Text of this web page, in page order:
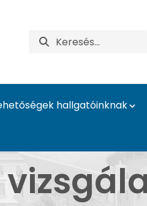
hallgatóinknak